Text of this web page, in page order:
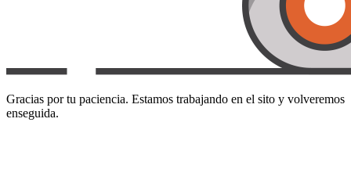
Gracias por tu paciencia. Estamos trabajando en el sito y volveremos
enseguida.